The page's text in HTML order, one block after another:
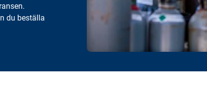
du beställa